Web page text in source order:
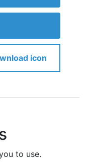
icon
to use.